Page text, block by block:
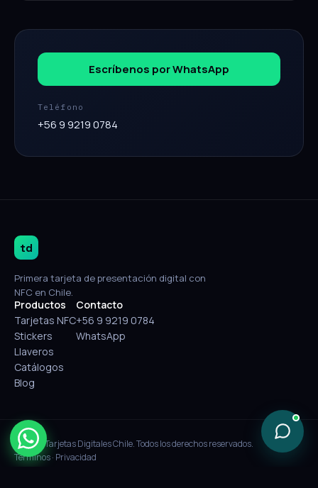
Escríbenos por WhatsApp
Teléfono
+56 9 9219 0784
td
Primera tarjeta de presentación digital con
NFC en Chile.
Productos
Tarjetas NFC
Stickers
Llaveros
Catálogos
Blog
Contacto
+56 9 9219 0784
WhatsApp
© 2026 Tarjetas Digitales Chile. Todos los derechos reservados.
Términos· Privacidad